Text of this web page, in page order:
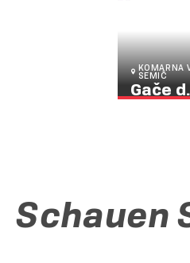
KOMARNA
SEMIČ
Gače
Schauen